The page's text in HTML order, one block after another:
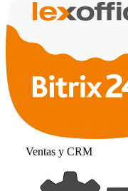
Ventas y CRM